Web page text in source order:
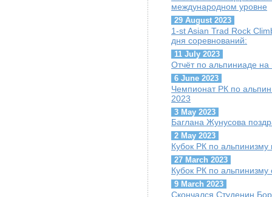
международном уровне
29 August 2023
1-st Asian Trad Rock
дня соревнований:
11 July 2023
Отчёт по альпиниаде
6 June 2023
Чемпионат РК по
2023
3 May 2023
Баглана Жунусова
2 May 2023
Кубок РК по альпинизму
27 March 2023
Кубок РК по альпинизму
9 March 2023
Скончался Студенин